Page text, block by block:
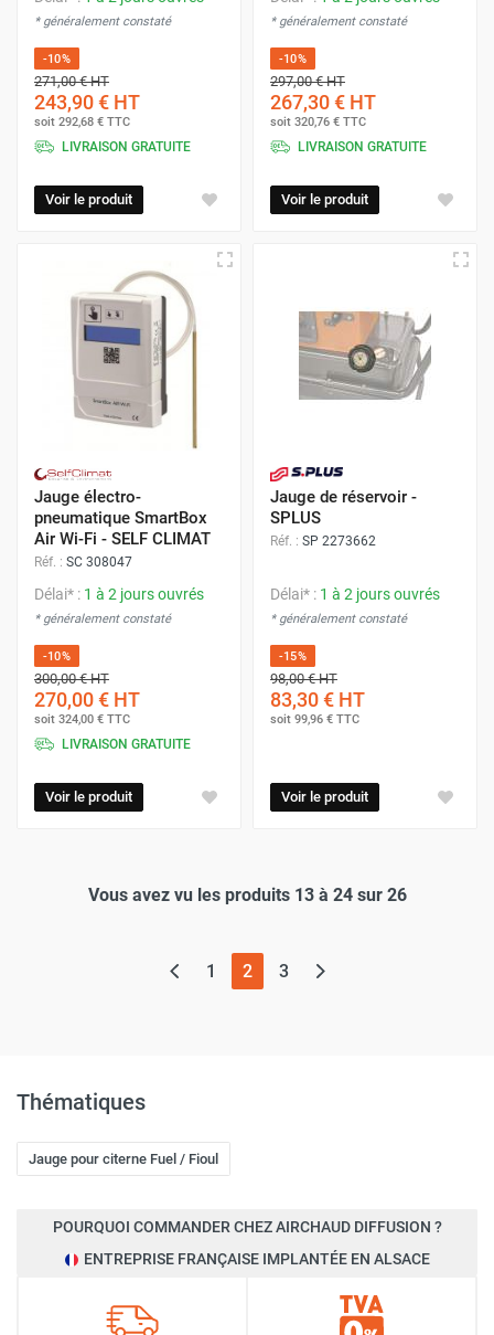
* généralement constaté
-10%
271,00 €HT
243,90 € HT
soit 292,68 € TTC
LIVRAISON GRATUITE
Voir le produit
* généralement constaté
-10%
297,00 €HT
267,30 € HT
soit 320,76 € TTC
LIVRAISON GRATUITE
Voir le produit
Jauge électro-
pneumatique SmartBox
Air Wi-Fi - SELF CLIMAT
Réf. : SC 308047
Délai* : 1 à 2 jours ouvrés
* généralement constaté
-10%
300,00 €HT
270,00 € HT
soit 324,00 € TTC
LIVRAISON GRATUITE
Voir le produit
Jauge de réservoir -
SPLUS
Réf. : SP 2273662
Délai* : 1 à 2 jours ouvrés
* généralement constaté
-15%
98,00 €HT
83,30 € HT
soit 99,96 € TTC
Voir le produit
Vous avez vu les produits 13 à 24 sur 26
1 2(page actuelle)
3
Thématiques
Jauge pour citerne Fuel / Fioul
POURQUOI COMMANDER CHEZ AIRCHAUD DIFFUSION ?
ENTREPRISE FRANÇAISE IMPLANTÉE EN ALSACE